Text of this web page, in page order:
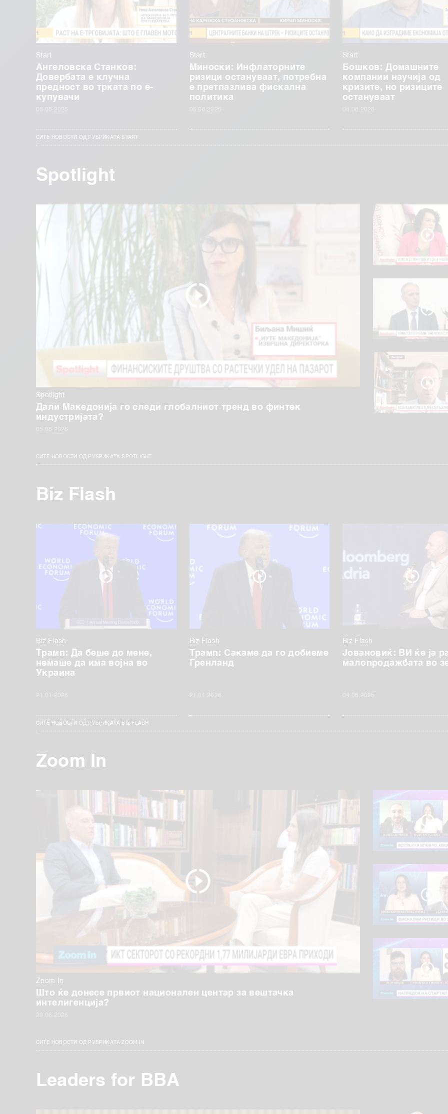
Start
Ангеловска Станков:
Довербата е клучна
предност во трката по е-
купувачи
Start
Миноски: Инфлаторните
ризици остануваат, потребна
е претпазлива фискална
политика
Start
Бошков: Домашните
компании научија од
кризите, но ризиците
остануваат
СИТЕ НОВОСТИ ОД РУБРИКАТА START
Spotlight
Spotlight
Дали Македонија го следи глобалниот тренд во финтек
индустријата?
СИТЕ НОВОСТИ ОД РУБРИКАТА SPOTLIGHT
Biz Flash
Biz Flash
Трамп: Да беше до мене,
немаше да има војна во
Украина
Biz Flash
Трамп: Сакаме да го добиеме
Гренланд
Biz Flash
Јовановиќ: ВИ ќе ја
малопродажбата во
СИТЕ НОВОСТИ ОД РУБРИКАТА BIZ FLASH
Zoom In
Zoom In
Што ќе донесе првиот национален центар за вештачка
интелигенција?
СИТЕ НОВОСТИ ОД РУБРИКАТА ZOOM IN
Leaders for BBA